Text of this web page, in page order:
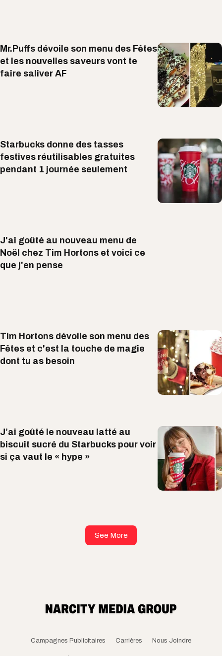
Mr.Puffs dévoile son menu des Fêtes
et les nouvelles saveurs vont te
faire saliver AF
Starbucks donne des tasses
festives réutilisables gratuites
pendant 1 journée seulement
J'ai goûté au nouveau menu de
Noël chez Tim Hortons et voici ce
que j'en pense
Tim Hortons dévoile son menu des
Fêtes et c'est la touche de magie
dont tu as besoin
J’ai goûté le nouveau latté au
biscuit sucré du Starbucks pour voir
si ça vaut le « hype »
See More
Campagnes Publicitaires Carrières Nous Joindre